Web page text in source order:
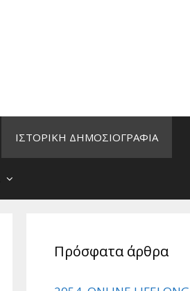
ΙΣΤΟΡΙΚΗ ΔΗΜΟΣΙΟΓΡΑΦΙΑ
Πρόσφατα άρθρα